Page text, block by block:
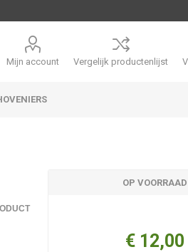
Mijn account Vergelijk productenlijst
OP VOORRAAD
€ 12,00